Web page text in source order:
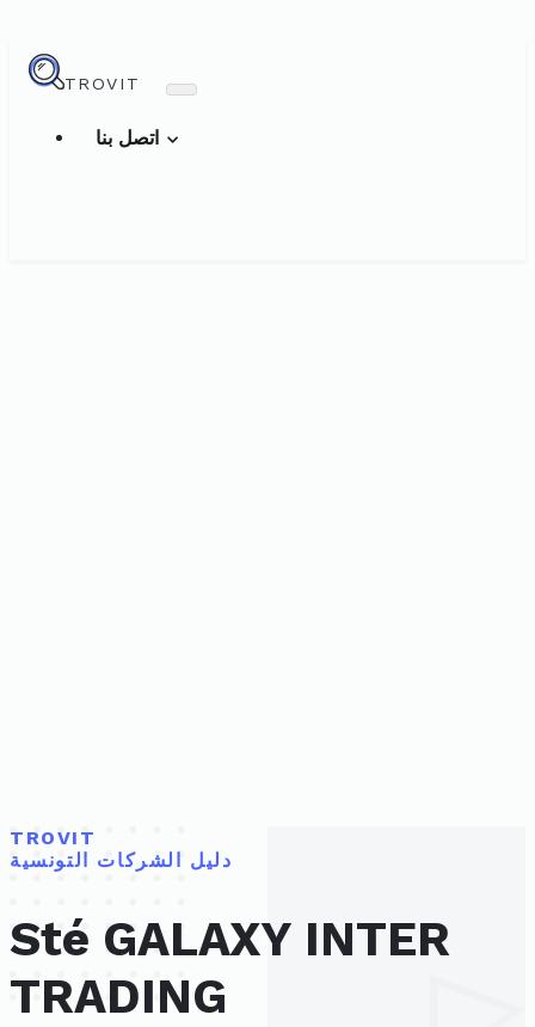
TROVIT
TROVIT
دليل الشركات التونسية
Sté GALAXY INTER
TRADING